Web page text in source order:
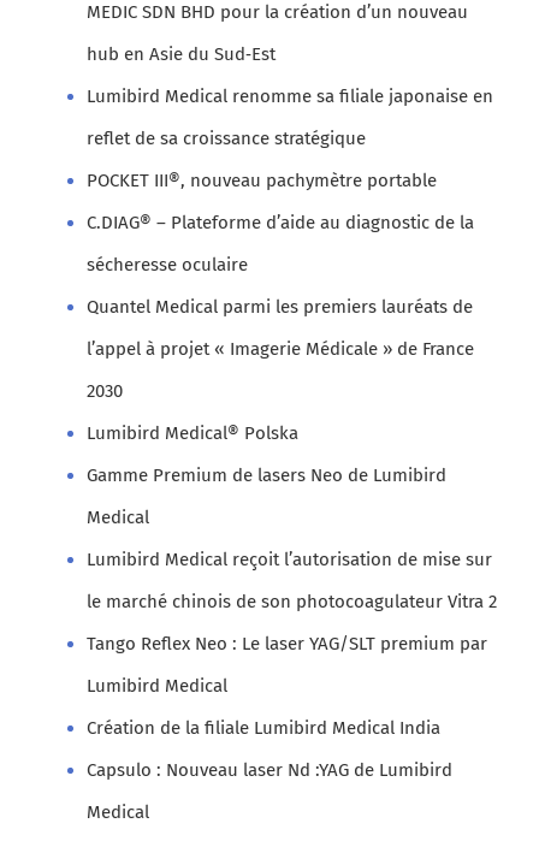
MEDIC SDN BHD pour la création d’un nouveau
hub en Asie du Sud‑Est
Lumibird Medical renomme sa filiale japonaise en
reflet de sa croissance stratégique
POCKET III®, nouveau pachymètre portable
C.DIAG® – Plateforme d’aide au diagnostic de la
sécheresse oculaire
Quantel Medical parmi les premiers lauréats de
l’appel à projet « Imagerie Médicale » de France
2030
Lumibird Medical® Polska
Gamme Premium de lasers Neo de Lumibird
Medical
Lumibird Medical reçoit l’autorisation de mise sur
le marché chinois de son photocoagulateur Vitra 2
Tango Reflex Neo : Le laser YAG/SLT premium par
Lumibird Medical
Création de la filiale Lumibird Medical India
Capsulo : Nouveau laser Nd :YAG de Lumibird
Medical